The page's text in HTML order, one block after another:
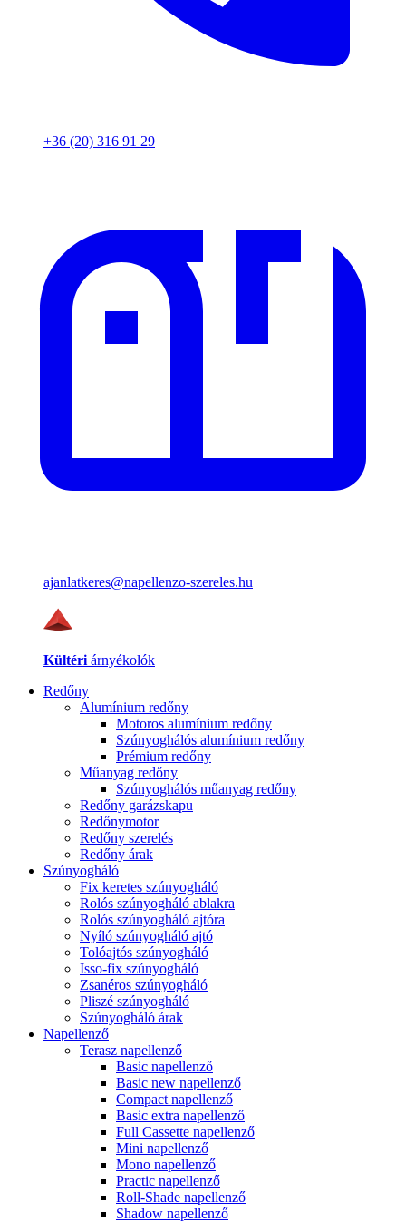
+36 (20) 316 91 29
ajanlatkeres@napellenzo-szereles.hu
Kültéri árnyékolók
Redőny
Alumínium redőny
Motoros alumínium redőny
Szúnyoghálós alumínium redőny
Prémium redőny
Műanyag redőny
Szúnyoghálós műanyag redőny
Redőny garázskapu
Redőnymotor
Redőny szerelés
Redőny árak
Szúnyogháló
Fix keretes szúnyogháló
Rolós szúnyogháló ablakra
Rolós szúnyogháló ajtóra
Nyíló szúnyogháló ajtó
Tolóajtós szúnyogháló
Isso-fix szúnyogháló
Zsanéros szúnyogháló
Pliszé szúnyogháló
Szúnyogháló árak
Napellenző
Terasz napellenző
Basic napellenző
Basic new napellenző
Compact napellenző
Basic extra napellenző
Full Cassette napellenző
Mini napellenző
Mono napellenző
Practic napellenző
Roll-Shade napellenző
Shadow napellenző